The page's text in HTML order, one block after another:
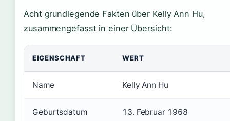
Acht grundlegende Fakten über Kelly Ann Hu,
zusammengefasst in einer Übersicht:
EIGENSCHAFT WERT
Name Kelly Ann Hu
Geburtsdatum 13. Februar 1968